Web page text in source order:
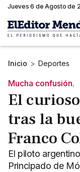
Jueves 6 de Agosto de
Inicio > Deportes
Mucha confusión.
El
tras la
Franco
El piloto
Principado de